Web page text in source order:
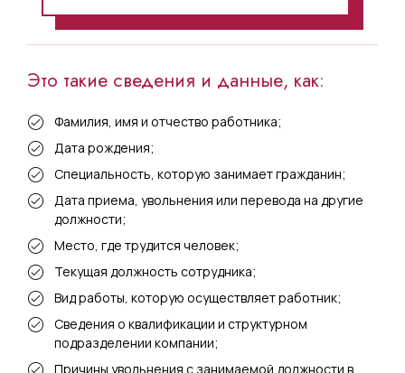
Это такие сведения и данные, как:
Фамилия, имя и отчество работника;
Дата рождения;
Специальность, которую занимает гражданин;
Дата приема, увольнения или перевода на другие
должности;
Место, где трудится человек;
Текущая должность сотрудника;
Вид работы, которую осуществляет работник;
Сведения о квалификации и структурном
подразделении компании;
Причины увольнения с занимаемой должности в